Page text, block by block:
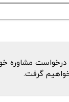
مشاوره خود
گرفت.